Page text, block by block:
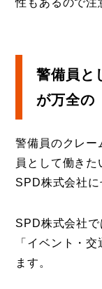
警備員と
が万全の
警備員のクレー
員として働き
SPD株式会社に
SPD株式会社で
「イベント・
ます。